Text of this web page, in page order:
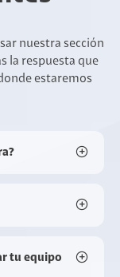
nuestra sección
la respuesta que
estaremos
tu equipo